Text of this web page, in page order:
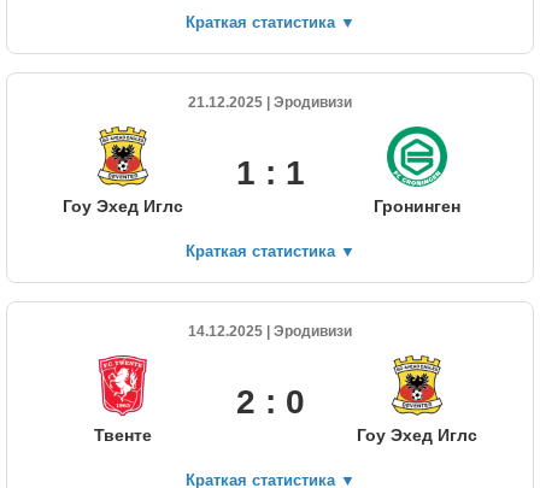
Краткая статистика ▼
21.12.2025 | Эродивизи
Гоу Эхед Иглс
1 : 1
Гронинген
Краткая статистика ▼
14.12.2025 | Эродивизи
Твенте
2 : 0
Гоу Эхед Иглс
Краткая статистика ▼